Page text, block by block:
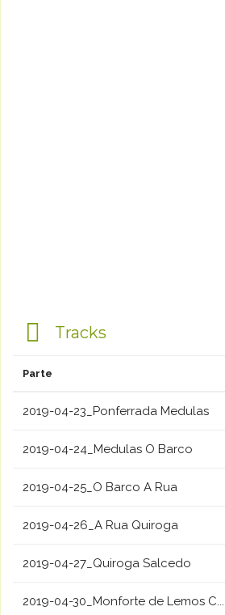
Tracks
Parte
2019-04-23_Ponferrada Medulas
2019-04-24_Medulas O Barco
2019-04-25_O Barco A Rua
2019-04-26_A Rua Quiroga
2019-04-27_Quiroga Salcedo
2019-04-30_Monforte de Lemos C...